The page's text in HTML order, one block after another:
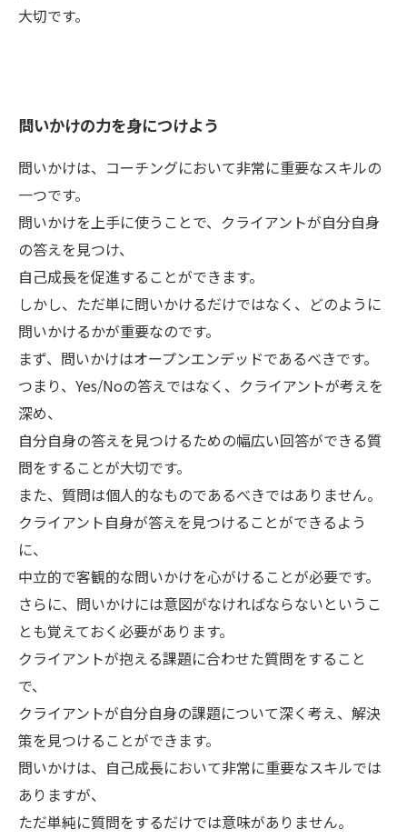
大切です。
問いかけの力を身につけよう
問いかけは、コーチングにおいて非常に重要なスキルの
一つです。
問いかけを上手に使うことで、クライアントが自分自身
の答えを見つけ、
自己成長を促進することができます。
しかし、ただ単に問いかけるだけではなく、どのように
問いかけるかが重要なのです。
まず、問いかけはオープンエンデッドであるべきです。
つまり、Yes/Noの答えではなく、クライアントが考えを
深め、
自分自身の答えを見つけるための幅広い回答ができる質
問をすることが大切です。
また、質問は個人的なものであるべきではありません。
クライアント自身が答えを見つけることができるよう
に、
中立的で客観的な問いかけを心がけることが必要です。
さらに、問いかけには意図がなければならないというこ
とも覚えておく必要があります。
クライアントが抱える課題に合わせた質問をすること
で、
クライアントが自分自身の課題について深く考え、解決
策を見つけることができます。
問いかけは、自己成長において非常に重要なスキルでは
ありますが、
ただ単純に質問をするだけでは意味がありません。